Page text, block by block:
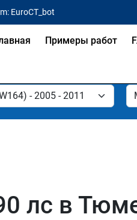
EuroCT_bot
Примеры работ
лс в